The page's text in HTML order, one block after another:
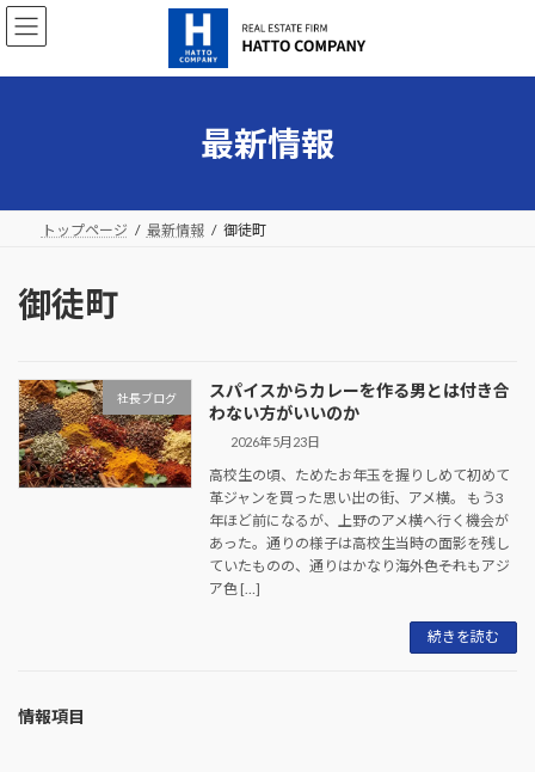
コ
ン
ン
ナ
ビ
ー
最新情報
トップページ 最新情報 御徒町
御徒町
社長ブログ
スパイスからカレーを作る男とは付き合
わない方がいいのか
2026年5月23日
高校生の頃、ためたお年玉を握りしめて初めて
革ジャンを買った思い出の街、アメ横。 もう3
年ほど前になるが、上野のアメ横へ行く機会が
あった。通りの様子は高校生当時の面影を残し
ていたものの、通りはかなり海外色――それもアジ
ア色 […]
続きを読む
情報項目